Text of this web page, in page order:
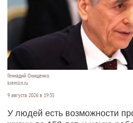
Геннадий Онищенко.
kremlin.ru
9 августа 2026 в 19:35
У людей есть возможности